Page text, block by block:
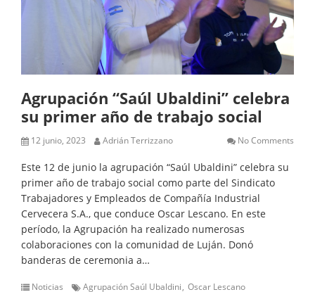
Agrupación “Saúl Ubaldini” celebra
su primer año de trabajo social
12 junio, 2023 Adrián Terrizzano No Comments
Este 12 de junio la agrupación “Saúl Ubaldini” celebra su
primer año de trabajo social como parte del Sindicato
Trabajadores y Empleados de Compañía Industrial
Cervecera S.A., que conduce Oscar Lescano. En este
período, la Agrupación ha realizado numerosas
colaboraciones con la comunidad de Luján. Donó
banderas de ceremonia a…
Noticias Agrupación Saúl Ubaldini Oscar Lescano